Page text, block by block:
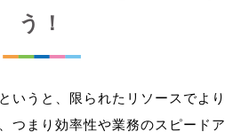
う！
いうと、限られたリソースでより
つまり効率性や業務のスピードア